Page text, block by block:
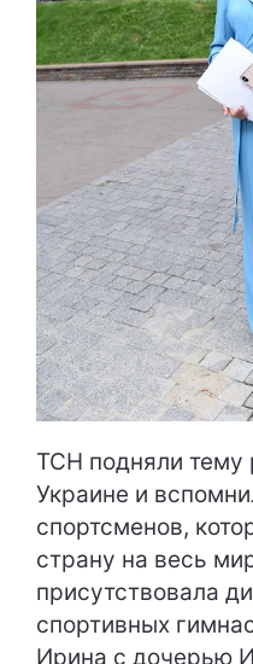
ТСН подняли тему
Украине и
спортсменов,
страну на весь
присутствовала
спортивных
Ирина с дочерью